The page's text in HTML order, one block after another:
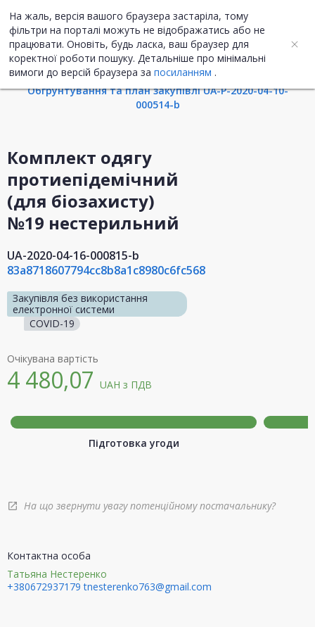
На жаль, версія вашого браузера застаріла, тому
фільтри на порталі можуть не відображатись або не
працювати. Оновіть, будь ласка, ваш браузер для
коректної роботи пошуку. Детальніше про мінімальні
вимоги до версій браузера за посиланням .
UA ENG
Інформація про закупівлю
Обгрунтування та план закупівлі UA-P-2020-04-10-
000514-b
Комплект одягу
протиепідемічний
(для біозахисту)
№19 нестерильний
UA-2020-04-16-000815-b
83a8718607794cc8b8a1c8980c6fc568
Закупівля без використання
електронної системи
COVID-19
Очікувана вартість
4 480,07 UAH з ПДВ
Підготовка угоди
open_in_new На що звернути увагу потенційному постачальнику?
Контактна особа
Татьяна Нестеренко
+380672937179 tnesterenko763@gmail.com